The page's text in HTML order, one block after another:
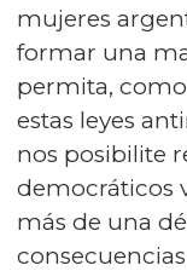
mujeres
formar una
permita,
estas leyes
nos posibilite
democráticos
más de una